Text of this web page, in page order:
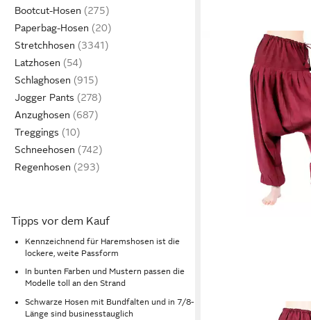
Bootcut-Hosen
Paperbag-Hosen
Stretchhosen
Latzhosen
Schlaghosen
Jogger Pants
Anzughosen
Treggings
Schneehosen
Regenhosen
Tipps vor dem Kauf
Kennzeichnend für Haremshosen ist die
lockere, weite Passform
In bunten Farben und Mustern passen die
Modelle toll an den Strand
Schwarze Hosen mit Bundfalten und in 7/8-
Länge sind businesstauglich